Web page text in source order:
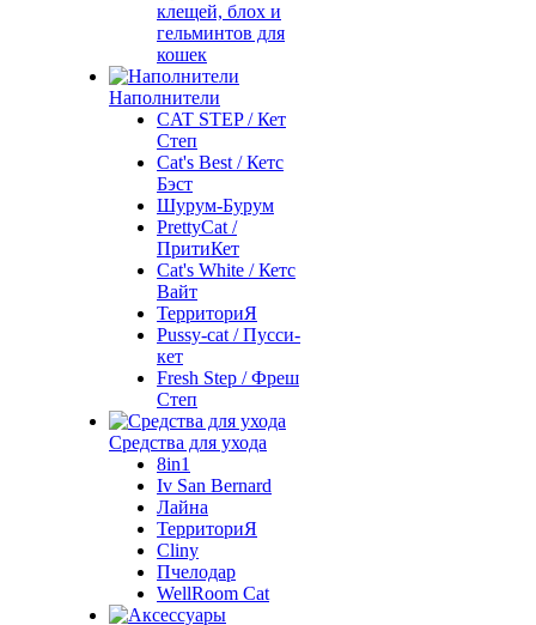
клещей, блох и
гельминтов для
кошек
Наполнители
CAT STEP / Кет
Степ
Cat's Best / Кетс
Бэст
Шурум-Бурум
PrettyCat /
ПритиКет
Cat's White / Кетс
Вайт
ТерриториЯ
Pussy-cat / Пусси-
кет
Fresh Step / Фреш
Степ
Средства для ухода
8in1
Iv San Bernard
Лайна
ТерриториЯ
Cliny
Пчелодар
WellRoom Cat